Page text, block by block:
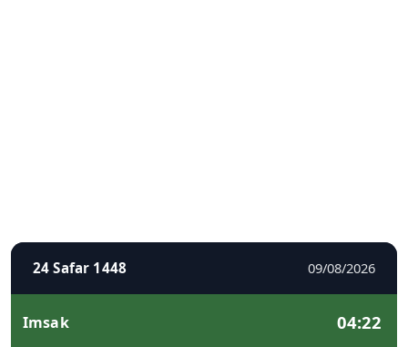
24 Safar 1448 09/08/2026
Imsak 04:22